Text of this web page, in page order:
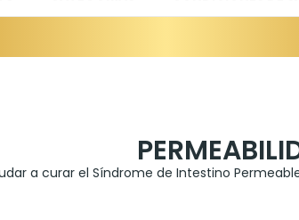
a curar el Síndrome de Intestino